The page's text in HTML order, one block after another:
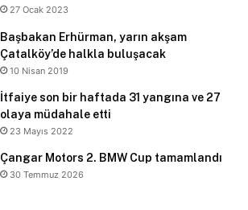
27 Ocak 2023
Başbakan Erhürman, yarın akşam
Çatalköy’de halkla buluşacak
10 Nisan 2019
İtfaiye son bir haftada 31 yangına ve 27
olaya müdahale etti
23 Mayıs 2022
Çangar Motors 2. BMW Cup tamamlandı
30 Temmuz 2026